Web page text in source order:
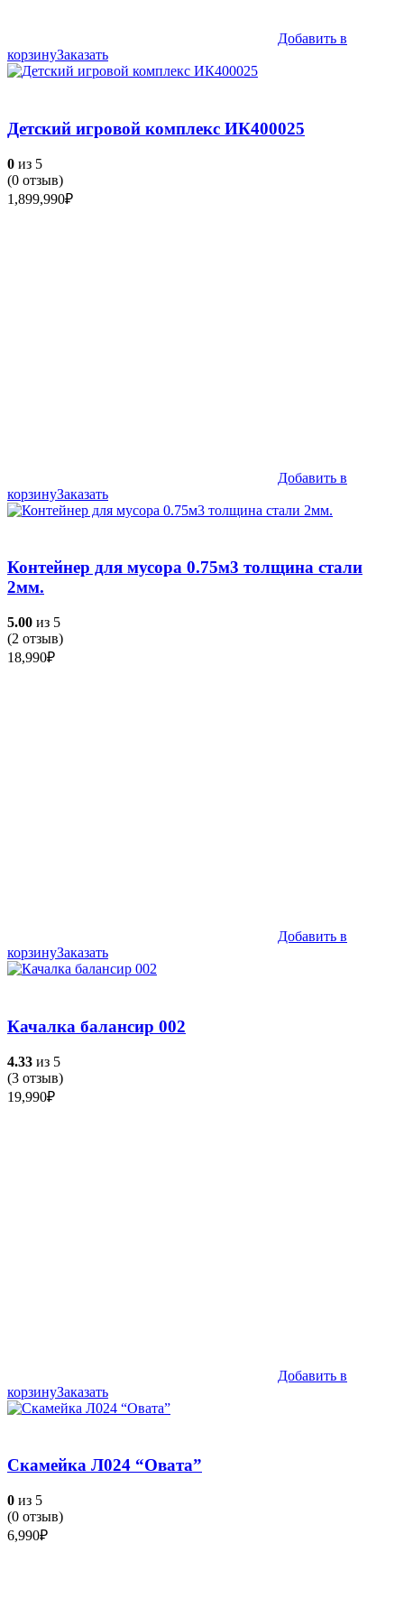
Добавить в
корзинуЗаказать
Детский игровой комплекс ИК400025
0 из 5
(0 отзыв)
1,899,990₽
Добавить в
корзинуЗаказать
Контейнер для мусора 0.75м3 толщина стали
2мм.
5.00 из 5
(2 отзыв)
18,990₽
Добавить в
корзинуЗаказать
Качалка балансир 002
4.33 из 5
(3 отзыв)
19,990₽
Добавить в
корзинуЗаказать
Скамейка Л024 “Овата”
0 из 5
(0 отзыв)
6,990₽